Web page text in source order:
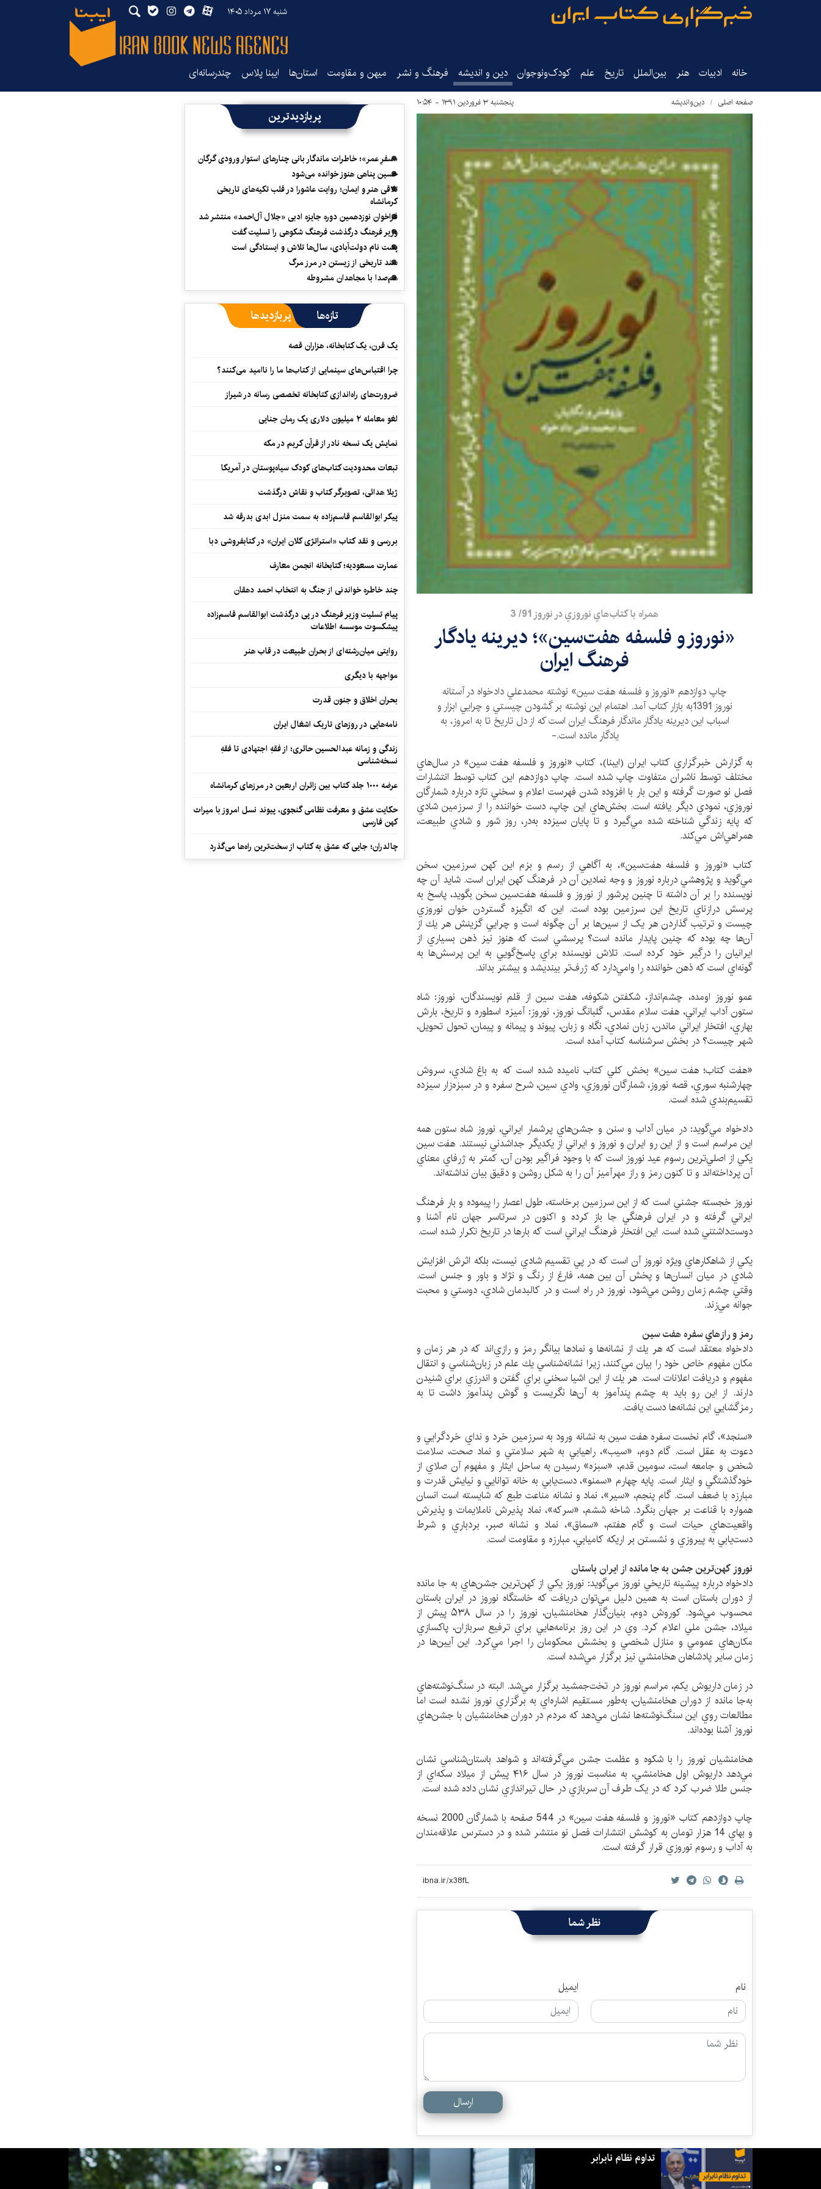
شنبه ۱۷ مرداد ۱۴۰۵
خانه ادبیات هنر بین‌الملل تاریخ‌ علم کودک‌ونوجوان دین و اندیشه فرهنگ و نشر میهن و مقاومت استان‌ها ایبنا پلاس چندرسانه‌ای
صفحه اصلی دین‌واندیشه پنجشنبه ۳ فروردین ۱۳۹۱ - ۱۰:۵۴
همراه با كتاب‌هاي نوروزي در نوروز 91/ 3
«نوروز و فلسفه هفت‌سين»؛ ديرينه يادگار
فرهنگ ايران
چاپ دوازدهم «نوروز و فلسفه هفت سين» نوشته محمدعلي دادخواه در آستانه
نوروز 1391به بازار كتاب آمد. اهتمام اين نوشته بر گشودن چيستي و چرايي ابزار و
اسباب اين ديرينه يادگار ماندگار فرهنگ ايران است كه از دل تاريخ تا به امروز، به
يادگار مانده است.-
به گزارش خبرگزاري كتاب ايران (ايبنا)، كتاب «نوروز و فلسفه هفت ‌سين» در سال‌هاي
مختلف توسط ناشران متفاوت چاپ شده است. چاپ دوازدهم اين كتاب توسط انتشارات
فصل نو صورت گرفته و اين بار با افزوده شدن فهرست اعلام و سخني تازه درباره‌ شمارگان
نوروزي، نمودي ديگر يافته‌ است. بخش‌هاي اين چاپ، دست خواننده را از سرزمين شادي
‌که پايه‌ زندگي شناخته ‌شده‌ مي‌گيرد و تا پايان سيزده به‌در، روز شور و شادي طبيعت،
همراهي‌اش مي‌کند.
كتاب «نوروز و فلسفه هفت‌سين»، به آگاهي از رسم و بزم اين كهن‌ سرزمين، سخن
مي‌گويد و پژوهشي درباره نوروز و وجه نمادين آن در فرهنگ كهن ايران است. شايد آن‌ چه
نويسنده را بر آن داشته تا چنين پرشور از نوروز و فلسفه‌ هفت‌سين سخن بگويد، پاسخ به
پرسش درازناي تاريخ اين سرزمين بوده است. اين که انگيزه‌ گستردن خوان نوروزي
چيست و ترتيب گذاردن هر يک از سين‌ها بر آن چگونه است و چرايي گزينش هر يك از
آن‌ها چه بوده که چنين پايدار مانده است؟ پرسشي است که هنوز نيز ذهن بسياري از
ايرانيان را درگير خود كرده است. تلاش نويسنده براي پاسخ‌‌گويي به اين پرسش‌‌ها به
گونه‌اي است که ذهن خواننده را وامي‌دارد که ژرف‌تر بينديشد و بيشتر بداند.
عمو نوروز اومده، چشم‌انداز، شكفتن شكوفه، هفت سين از قلم نويسندگان، نوروز: شاه
ستون آداب ايراني، هفت سلام مقدس، گلبانگ نوروز، نوروز: آميزه اسطوره و تاريخ، بارش
بهاري، افتخار ايراني ماندن، زبان نمادي، نگاه و زبان، پيوند و پيمانه و پيمان، تحول تحويل،
شهر چيست؟ در بخش سرشناسه كتاب آمده است.
«هفت كتاب؛ هفت سين» بخش كلي كتاب ناميده شده است كه به باغ شادي، سروش
چهارشنبه سوري، قصه نوروز، شمارگان نوروزي، وادي سين، شرح سفره و در سبزه‌زار سيزده
تقسيم‌بندي شده است.
دادخواه مي‌گويد: در ميان آداب و سنن و جشن‌‌هاي پرشمار ايراني، نوروز شاه ستون همه
اين مراسم است و از اين رو ايران و نوروز و ايراني از يكديگر جداشدني نيستند. هفت سين
يكي از اصلي‌ترين رسوم عيد نوروز است كه با وجود فراگير بودن آن، كمتر به ژرفاي معناي
آن پرداخته‌اند و تا كنون رمز و راز مهرآميز آن را به شكل روشن و دقيق بيان نداشته‌اند.
نوروز خجسته جشني است كه از اين سرزمين برخاسته، طول اعصار را پيموده و بار فرهنگ
ايراني گرفته و در ايران فرهنگي جا باز كرده و اكنون در سرتاسر جهان نام آشنا و
دوست‌داشتني شده است. اين افتخار فرهنگ ايراني است كه بارها در تاريخ تكرار شده است.
يكي از شاهكارهاي ويژه نوروز آن است كه در پي تقسيم شادي نيست، بلكه اثرش افزايش
شادي در ميان انسان‌ها و پخش آن بين همه، فارغ از رنگ و نژاد و باور و جنس است.
وقتي چشم زمان روشن مي‌شود، نوروز در راه است و در كالبدمان شادي، دوستي و محبت
جوانه مي‌زند.
رمز و رازهاي سفره هفت سين
دادخواه معتقد است كه هر يك از نشانه‌ها و نمادها بيانگر رمز و رازي‌اند كه در هر زمان و
مكان مفهوم خاص خود را بيان مي‌كنند، زيرا نشانه‌شناسي يك علم در زبان‌شناسي و انتقال
مفهوم و دريافت اعلانات است. هر يك از اين اشيا سخني براي گفتن و اندرزي براي شنيدن
دارند. از اين رو بايد به چشم پندآموز به آن‌ها نگريست و گوش پندآموز داشت تا به
رمزگشايي اين نشانه‌ها دست يافت.
«سنجد»، گام نخست سفره هفت سين به نشانه ورود به سرزمين خرد و نداي خردگرايي و
دعوت به عقل است. گام دوم، «سيب»، راهيابي به شهر سلامتي و نماد صحت، سلامت
شخص و جامعه است، سومين قدم، «سبزه» رسيدن به ساحل ايثار و مفهوم آن صلاي از
خودگذشتگي و ايثار است. پايه چهارم «سمنو»، دست‌يابي به خانه توانايي و نيايش قدرت و
مبارزه با ضعف است. گام پنجم، «سير»، نماد و نشانه مناعت طبع كه شايسته است انسان
همواره با قناعت بر جهان بنگرد. شاخه ششم، «سركه»، نماد پذيرش ناملايمات و پذيرش
واقعيت‌هاي حيات است و گام هفتم، «سماق»، نماد و نشانه صبر، بردباري و شرط
دست‌يابي به پيروزي و نشستن بر اريكه كاميابي، مبارزه و مقاومت است.
نوروز كهن‌ترين جشن به جا مانده از ايران باستان
دادخواه درباره پيشينه تاريخي نوروز مي‌گويد: نوروز يکي از کهن‌ترين جشن‌هاي به جا مانده
از دوران باستان است به همين دليل مي‌توان دريافت كه خاستگاه نوروز در ايران باستان
محسوب مي‌شود. کوروش دوم، بنيان‌گذار هخامنشيان، نوروز را در سال ۵۳۸ پيش از
ميلاد، جشن ملي اعلام کرد. وي در اين روز برنامه‌هايي براي ترفيع سربازان، پاکسازي
مکان‌هاي عمومي و منازل شخصي و بخشش محکومان را اجرا مي‌كرد. اين آيين‌ها در
زمان ساير پادشاهان هخامنشي نيز برگزار مي‌شده است.
در زمان داريوش يکم، مراسم نوروز در تخت‌جمشيد برگزار مي‌شد. البته در سنگ‌نوشته‌هاي
به‌جا مانده از دوران هخامنشيان، به‌طور مستقيم اشاره‌اي به برگزاري نوروز نشده است اما
مطالعات روي اين سنگ‌نوشته‌ها نشان مي‌دهد که مردم در دوران هخامنشيان با جشن‌هاي
نوروز آشنا بوده‌اند.
هخامنشيان نوروز را با شکوه و عظمت جشن مي‌گرفته‌اند و شواهد باستان‌شناسي نشان
مي‌دهد داريوش اول هخامنشي، به مناسبت نوروز در سال ۴۱۶ پيش از ميلاد سکه‌اي از
جنس طلا ضرب كرد که در يک طرف آن سربازي در حال تيراندازي نشان داده شده است.
چاپ دوازدهم كتاب «نوروز و فلسفه هفت سين» در 544 صفحه با شمارگان 2000 نسخه
و بهاي 14 هزار تومان به كوشش انتشارات فصل نو منتشر شده و در دسترس علاقه‌مندان
به آداب و رسوم نوروزي قرار گرفته است.
نظر شما
نام ایمیل
ارسال
پربازدیدترین
«سفرِ عمر»؛ خاطرات ماندگار بانی چنارهای استوار ورودی گرگان
حسین پناهی هنوز خوانده می‌شود
تلاقی هنر و ایمان؛ روایت عاشورا در قلب تکیه‌های تاریخی
کرمانشاه
فراخوان نوزدهمین دوره جایزه ادبی «جلال آل‌احمد» منتشر شد
وزیر فرهنگ درگذشت فرهنگ شکوهی را تسلیت گفت
پشت نام دولت‌آبادی، سال‌ها تلاش و ایستادگی است
سند تاریخی از زیستن در مرز مرگ
هم‌صدا با مجاهدان مشروطه
تازه‌ها پربازدیدها
یک قرن، یک کتابخانه، هزاران قصه
چرا اقتباس‌های سینمایی از کتاب‌ها ما را ناامید می‌کنند؟
ضرورت‌های راه‌اندازی کتابخانه تخصصی رسانه در شیراز
لغو معامله ۲ میلیون دلاری یک رمان جنایی
نمایش یک نسخه نادر از قرآن کریم در مکه
تبعات محدودیت کتاب‌های کودک سیاه‌پوستان در آمریکا
ژیلا هدائی، تصویرگر کتاب و نقاش درگذشت
پیکر ابوالقاسم قاسم‌زاده به سمت منزل ابدی بدرقه شد
بررسی و نقد کتاب «استراتژی کلان ایران» در کتابفروشی دبا
عمارت مسعودیه؛ کتابخانه انجمن معارف
چند خاطره خواندنی از جنگ به انتخاب احمد دهقان
پیام تسلیت وزیر فرهنگ در پی درگذشت ابوالقاسم قاسم‌زاده
پیشکسوت موسسه اطلاعات
روایتی میان‌رشته‌ای از بحران طبیعت در قاب هنر
مواجهه با دیگری
بحران اخلاق و جنون قدرت
نامه‌هایی در روزهای تاریک اشغال ایران
زندگی و زمانه عبدالحسین حائری؛ از فقهِ اجتهادی تا فقهِ
نسخه‌شناسی
عرضه ۱۰۰۰ جلد کتاب بین زائران اربعین در مرزهای کرمانشاه
حکایت عشق و معرفت نظامی گنجوی، پیوند نسل امروز با میراث
کهن فارسی
چالدران؛ جایی که عشق به کتاب از سخت‌ترین راه‌ها می‌گذرد
تداوم نظام نابرابر